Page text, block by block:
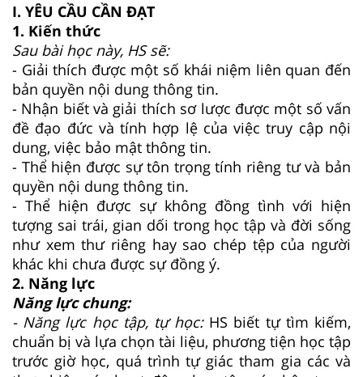
I. YÊU CẦU CẦN ĐẠT
1. Kiến thức
Sau bài học này, HS sẽ:
- Giải thích được một số khái niệm liên quan đến
bản quyền nội dung thông tin.
- Nhận biết và giải thích sơ lược được một số vấn
đề đạo đức và tính hợp lệ của việc truy cập nội
dung, việc bảo mật thông tin.
- Thể hiện được sự tôn trọng tính riêng tư và bản
quyền nội dung thông tin.
- Thể hiện được sự không đồng tình với hiện
tượng sai trái, gian dối trong học tập và đời sống
như xem thư riêng hay sao chép tệp của người
khác khi chưa được sự đồng ý.
2. Năng lực
Năng lực chung:
- Năng lực học tập, tự học: HS biết tự tìm kiếm,
chuẩn bị và lựa chọn tài liệu, phương tiện học tập
trước giờ học, quá trình tự giác tham gia các và